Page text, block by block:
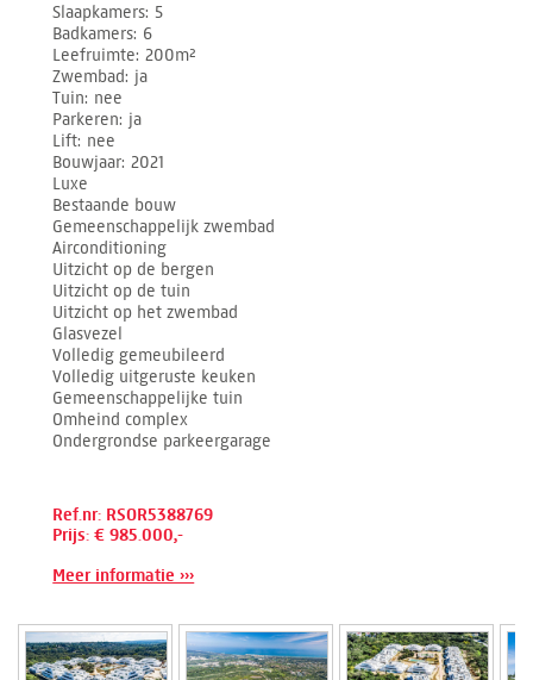
Slaapkamers 5
Badkamers 6
Leefruimte 200m²
Zwembad ja
Tuin nee
Parkeren ja
Lift nee
Bouwjaar 2021
Luxe
Bestaande bouw
Gemeenschappelijk zwembad
Airconditioning
Uitzicht op de bergen
Uitzicht op de tuin
Uitzicht op het zwembad
Glasvezel
Volledig gemeubileerd
Volledig uitgeruste keuken
Gemeenschappelijke tuin
Omheind complex
Ondergrondse parkeergarage
Ref.nr: RSOR5388769
Prijs: € 985.000,-
Meer informatie ›››